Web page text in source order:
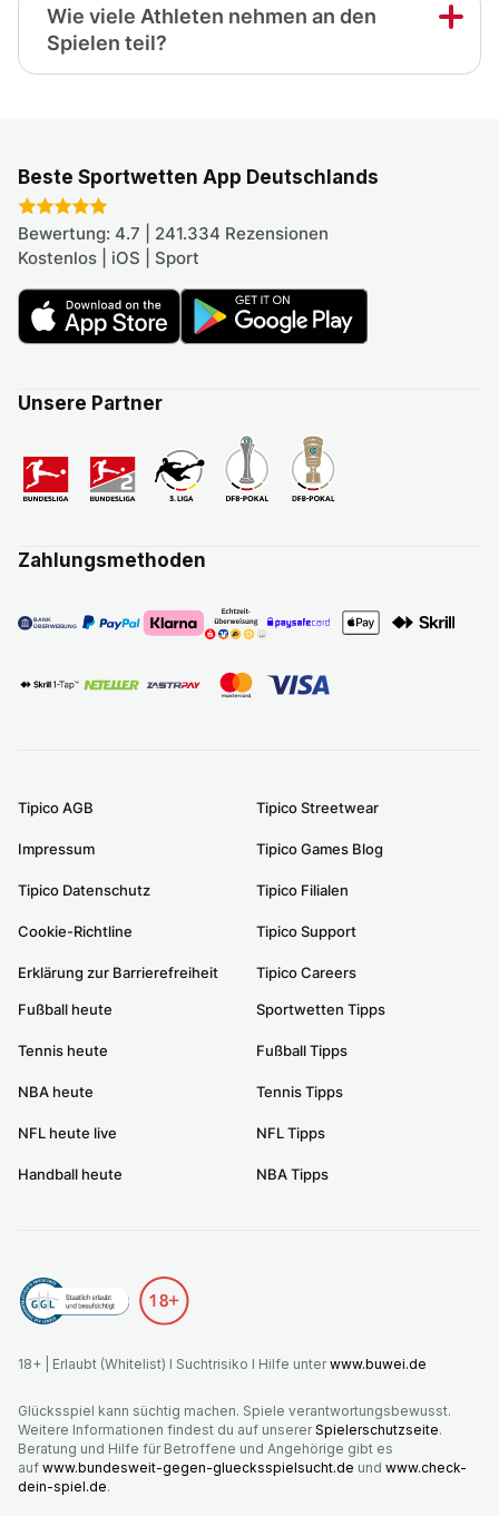
Wie viele Athleten nehmen an den
Spielen teil?
Beste Sportwetten App Deutschlands
Bewertung: 4.7 | 241.334 Rezensionen
Kostenlos | iOS | Sport
Unsere Partner
Zahlungsmethoden
Tipico AGB
Impressum
Tipico Datenschutz
Cookie-Richtline
Erklärung zur Barrierefreiheit
Tipico Streetwear
Tipico Games Blog
Tipico Filialen
Tipico Support
Tipico Careers
Fußball heute
Tennis heute
NBA heute
NFL heute live
Handball heute
Sportwetten Tipps
Fußball Tipps
Tennis Tipps
NFL Tipps
NBA Tipps
18+ | Erlaubt (Whitelist) I Suchtrisiko I Hilfe unterwww.buwei.de
Glücksspiel kann süchtig machen. Spiele verantwortungsbewusst.
Weitere Informationen findest du auf unsererSpielerschutzseite.
Beratung und Hilfe für Betroffene und Angehörige gibt es
auf www.bundesweit-gegen-gluecksspielsucht.de und www.check-
dein-spiel.de.